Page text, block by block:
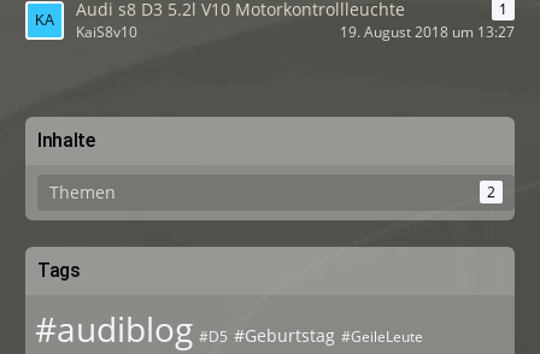
Audi s8 D3 5.2l V10 Motorkontrollleuchte
1
KaiS8v10
19. August 2018 um 13:27
Inhalte
Themen 2
Tags
#audiblog #D5 #Geburtstag #GeileLeute